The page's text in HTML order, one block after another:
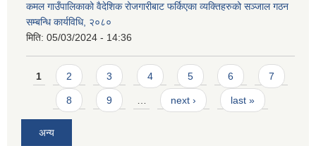
कमल गाउँपालिकाको वैदेशिक रोजगारीबाट फर्किएका व्यक्तिहरुको सञ्जाल गठन
सम्बन्धि कार्यविधि, २०८०
मिति: 05/03/2024 - 14:36
Pages
1 2 3 4 5 6 7
8 9 next › last »
अन्य